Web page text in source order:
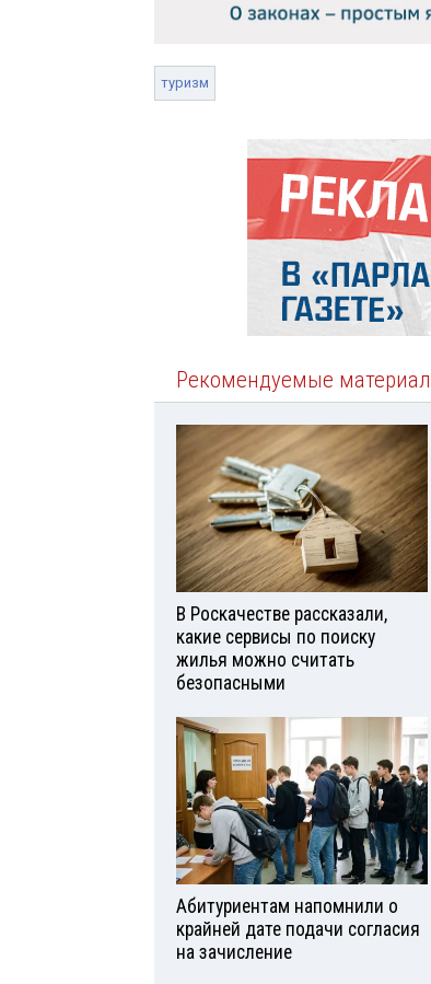
туризм
Рекомендуемые
В Роскачестве рассказали,
какие сервисы по поиску
жилья можно считать
безопасными
Абитуриентам напомнили о
крайней дате подачи согласия
на зачисление